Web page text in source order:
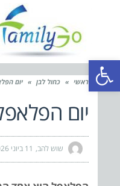
פתח סרגל נגישות
ראשי » כחול לבן » יום
יום
שוש להב 11 ביוני 2026